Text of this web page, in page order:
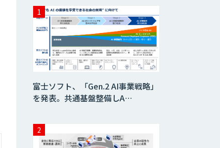
業務特化型AIエー
ジェントの開発支
援「業務AIプロ」
富士ソフト、「Gen.2 AI事業戦略」
を発表。共通基盤整備しA…